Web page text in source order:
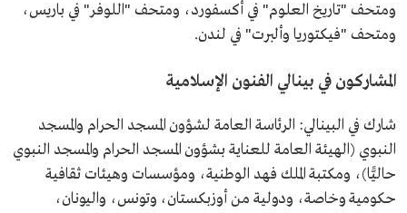
ومتحف "تاريخ العلوم" في أكسفورد، ومتحف "اللوفر" في باريس،
ومتحف "فيكتوريا وألبرت" في لندن.
المشاركون في بينالي الفنون الإسلامية
شارك في البينالي: الرئاسة العامة لشؤون المسجد الحرام والمسجد
النبوي (الهيئة العامة للعناية بشؤون المسجد الحرام والمسجد النبوي
حاليًّا)، ومكتبة الملك فهد الوطنية، ومؤسسات وهيئات ثقافية
حكومية وخاصة، ودولية من أوزبكستان، وتونس، واليونان،